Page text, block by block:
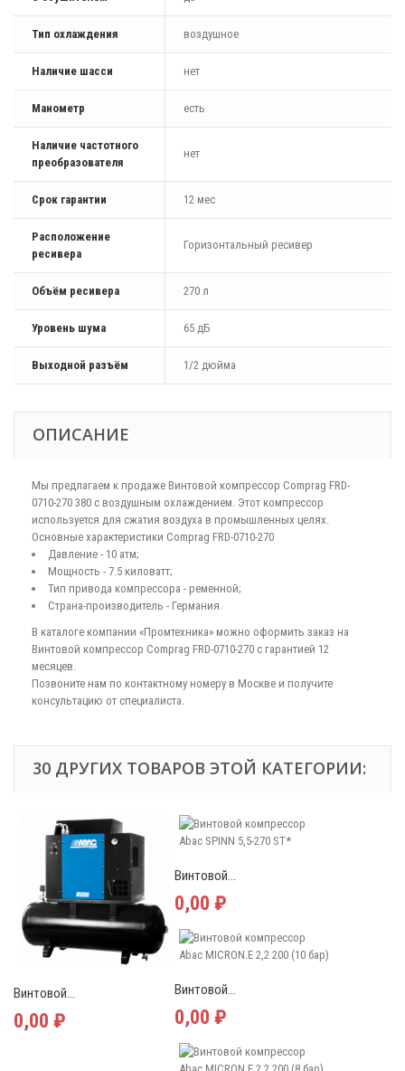
Тип охлаждения воздушное
Наличие шасси нет
Манометр есть
Наличие частотного
преобразователя
нет
Срок гарантии 12 мес
Расположение
ресивера
Горизонтальный ресивер
Объём ресивера 270 л
Уровень шума 65 дБ
Выходной разъём 1/2 дюйма
ОПИСАНИЕ
Мы предлагаем к продаже Винтовой компрессор Comprag FRD-
0710-270 380 с воздушным охлаждением. Этот компрессор
используется для сжатия воздуха в промышленных целях.
Основные характеристики Comprag FRD-0710-270
Давление - 10 атм;
Мощность - 7.5 киловатт;
Тип привода компрессора - ременной;
Страна-производитель - Германия.
В каталоге компании «Промтехника» можно оформить заказ на
Винтовой компрессор Comprag FRD-0710-270 с гарантией 12
месяцев.
Позвоните нам по контактному номеру в Москве и получите
консультацию от специалиста.
30 ДРУГИХ ТОВАРОВ ЭТОЙ КАТЕГОРИИ:
Винтовой...
0,00 ₽
Винтовой...
0,00 ₽
Винтовой...
0,00 ₽